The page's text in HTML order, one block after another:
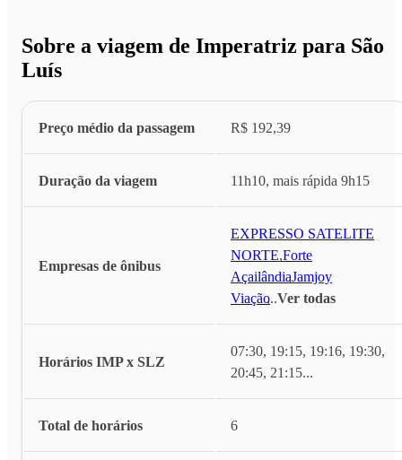
Sobre a viagem de Imperatriz para São
Luís
Preço médio da passagem R$ 192,39
Duração da viagem 11h10, mais rápida 9h15
Empresas de ônibus
EXPRESSO SATELITE
NORTE,Forte
Açailândia,Jamjoy
Viação,...Ver todas
Horários IMP x SLZ
07:30, 19:15, 19:16, 19:30,
20:45, 21:15...
Total de horários 6